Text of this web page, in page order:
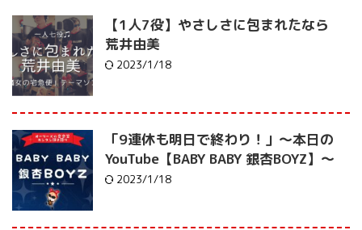
【1人7役】やさしさに包まれたなら
荒井由美
2023/1/18
「9連休も明日で終わり！」〜本日の
YouTube【BABY BABY 銀杏BOYZ】〜
2023/1/18